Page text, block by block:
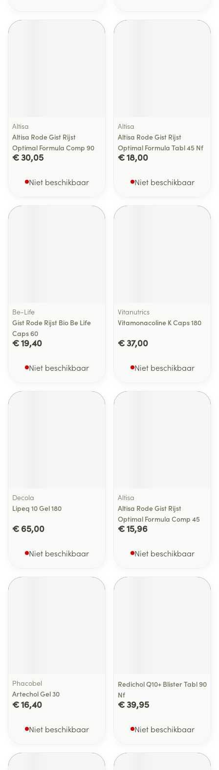
Altisa
Altisa Rode Gist Rijst
Optimal Formula Comp 90
€ 30,05
Niet beschikbaar
Altisa
Altisa Rode Gist Rijst
Optimal Formula Tabl 45 Nf
€ 18,00
Niet beschikbaar
Be-Life
Gist Rode Rijst Bio Be Life
Caps 60
€ 19,40
Niet beschikbaar
Vitanutrics
Vitamonacoline K Caps 180
€ 37,00
Niet beschikbaar
Decola
Lipeq 10 Gel 180
€ 65,00
Niet beschikbaar
Altisa
Altisa Rode Gist Rijst
Optimal Formula Comp 45
€ 15,96
Niet beschikbaar
Phacobel
Artechol Gel 30
€ 16,40
Niet beschikbaar
Redichol Q10+ Blister Tabl 90
Nf
€ 39,95
Niet beschikbaar